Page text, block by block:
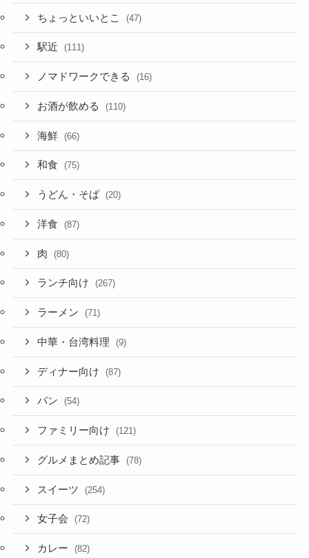
ちょっといいとこ (47)
駅近 (111)
ノマドワークできる (16)
お酒が飲める (110)
海鮮 (66)
和食 (75)
うどん・そば (20)
洋食 (87)
肉 (80)
ランチ向け (267)
ラーメン (71)
中華・台湾料理 (9)
ディナー向け (87)
パン (54)
ファミリー向け (121)
グルメまとめ記事 (78)
スイーツ (254)
女子会 (72)
カレー (82)